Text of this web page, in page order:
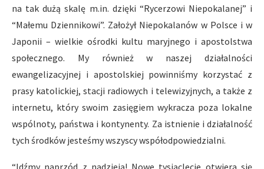
na tak dużą skalę m.in. dzięki “Rycerzowi Niepokalanej” i
“Małemu Dziennikowi”. Założył Niepokalanów w Polsce i w
Japonii – wielkie ośrodki kultu maryjnego i apostolstwa
społecznego. My również w naszej działalności
ewangelizacyjnej i apostolskiej powinniśmy korzystać z
prasy katolickiej, stacji radiowych i telewizyjnych, a także z
internetu, który swoim zasięgiem wykracza poza lokalne
wspólnoty, państwa i kontynenty. Za istnienie i działalność
tych środków jesteśmy wszyscy współodpowiedzialni.
“Idźmy naprzód z nadzieją! Nowe tysiąclecie otwiera się